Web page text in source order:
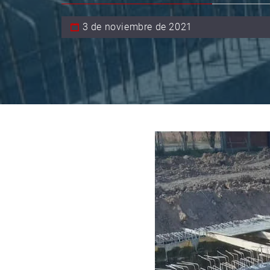
3 de noviembre de 2021